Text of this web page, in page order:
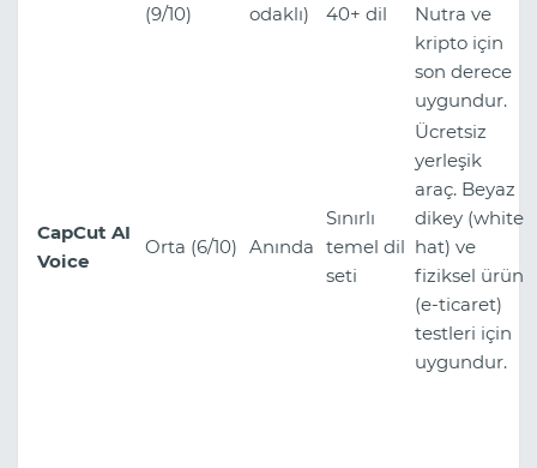
(9/10)
odaklı)
40+ dil
Nutra ve
kripto için
son derece
uygundur.
CapCut AI
Voice
Orta (6/10) Anında
Sınırlı
temel dil
seti
Ücretsiz
yerleşik
araç. Beyaz
dikey (white
hat) ve
fiziksel ürün
(e-ticaret)
testleri için
uygundur.